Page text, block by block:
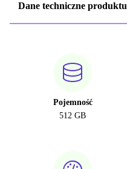
Dane techniczne produktu
Pojemność
512 GB